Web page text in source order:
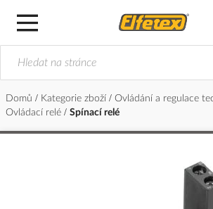
Domů Kategorie zboží
Ovládání a regulace
Ovládací relé
Spínací relé